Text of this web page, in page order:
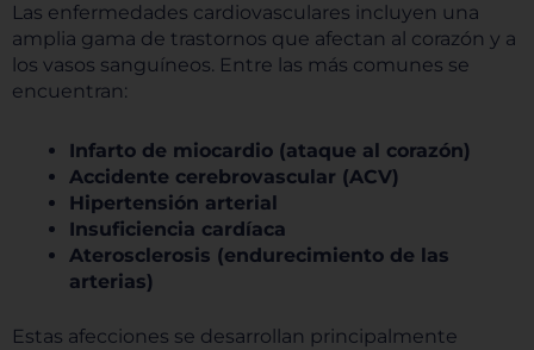
Las enfermedades cardiovasculares incluyen una
amplia gama de trastornos que afectan al corazón y a
los vasos sanguíneos. Entre las más comunes se
encuentran:
Infarto de miocardio (ataque al corazón)
Accidente cerebrovascular (ACV)
Hipertensión arterial
Insuficiencia cardíaca
Aterosclerosis (endurecimiento de las
arterias)
Estas afecciones se desarrollan principalmente